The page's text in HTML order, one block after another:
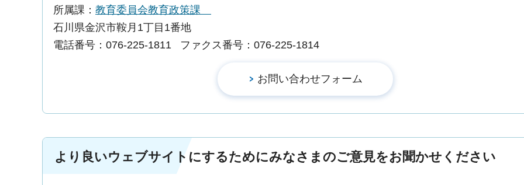
所属課： 教育委員会教育政策課
石川県金沢市鞍月1丁目1番地
電話番号：076-225-1811
ファクス番号：076-225-1814
より良いウェブサイトにするためにみなさまのご意見をお聞かせください